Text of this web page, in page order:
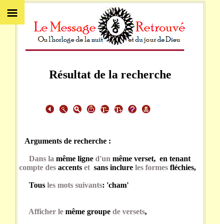
Résultat de la recherche
Arguments de recherche :
Dans la même ligne d'un même verset, en tenant
compte des accents et sans inclureles formes fléchies,
Tous les mots suivants: 'cham'
Afficher le même groupede versets,